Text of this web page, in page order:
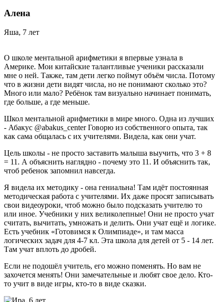
Алена
Яша, 7 лет
О школе ментальной арифметики я впервые узнала в
Америке. Мои китайские талантливые ученики рассказали
мне о ней. Также, там дети легко поймут объём числа. Потому
что в жизни дети видят числа, но не понимают сколько это?
Много или мало? Ребёнок там визуально начинает понимать,
где больше, а где меньше.
Школ ментальной арифметики в мире много. Одна из лучших
- Абакус @abakus_center Говорю из собственного опыта, так
как сама общалась с их учителями. Видела, как они учат.
Цель школы - не просто заставить малыша выучить, что 3 + 8
= 11. А объяснить наглядно - почему это 11. И объяснить так,
чтоб ребенок запомнил навсегда.
Я видела их методику - она гениальна! Там идёт постоянная
методическая работа с учителями. Их даже просят записывать
свои видеоуроки, чтоб можно было подсказать учителю то
или иное. Учебники у них великолепные! Они не просто учат
считать, вычитать, умножать и делить. Они учат ещё и логике.
Есть учебник «Готовимся к Олимпиаде», и там масса
логических задач для 4-7 кл. Эта школа для детей от 5 - 14 лет.
Там учат вплоть до дробей.
Если не подошёл учитель, его можно поменять. Но вам не
захочется менять! Они замечательные и любят свое дело. Кто-
то учит в виде игры, кто-то в виде сказки.